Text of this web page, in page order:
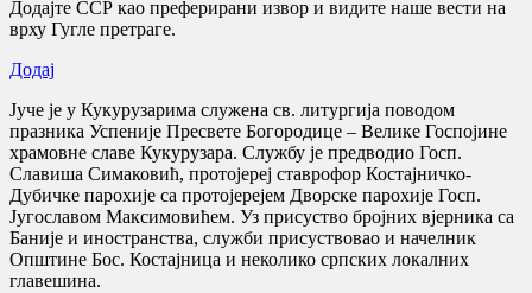
Додајте ССР као преферирани извор и видите наше вести на
врху Гугле претраге.
Додај
Јуче је у Кукурузарима служена св. литургија поводом
празника Успеније Пресвете Богородице – Велике Госпојине
храмовне славе Кукурузара. Службу је предводио Госп.
Славиша Симаковић, протојереј ставрофор Костајничко-
Дубичке парохије са протојерејем Дворске парохије Госп.
Југославом Максимовићем. Уз присуство бројних вјерника са
Баније и иностранства, служби присуствовао и начелник
Општине Бос. Костајница и неколико српских локалних
главешина.